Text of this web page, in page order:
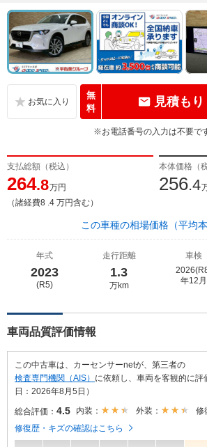
無
料
見積も
※お電話番号の入力は不要で
支払総額（税込）
264.8万円
（諸経費8 .4 万円含む）
本体価格（
256.4
この車種の相場価格（平均
年式
2023
(R5)
走行距離
1.3
万km
車検
年12月
車両品質評価情報
この中古車は、カーセンサーnetが、第三者の
検査専門機関（AIS） に依頼し、車両を客観的に評
日：2026年8月5日）
総合評価： 4.5 内装： 外装：
修
修復歴・キズの確認はこちら